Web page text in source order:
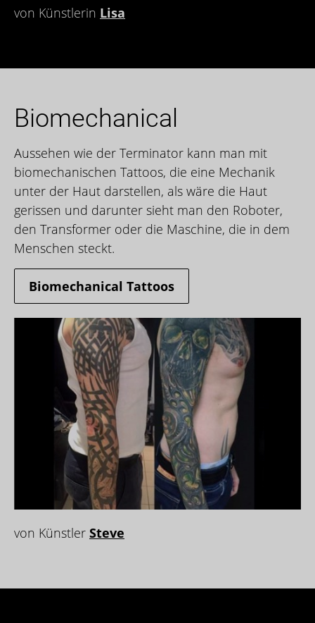
von Künstlerin Lisa
Biomechanical
Aussehen wie der Terminator kann man mit
biomechanischen Tattoos, die eine Mechanik
unter der Haut darstellen, als wäre die Haut
gerissen und darunter sieht man den Roboter,
den Transformer oder die Maschine, die in dem
Menschen steckt.
Biomechanical Tattoos
von Künstler Steve